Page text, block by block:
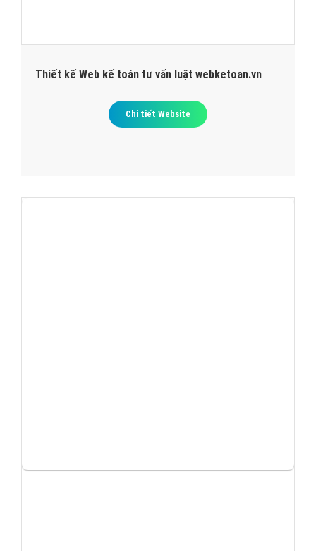
Thiết kế Web kế toán tư vấn luật webketoan.vn
Chi tiết Website